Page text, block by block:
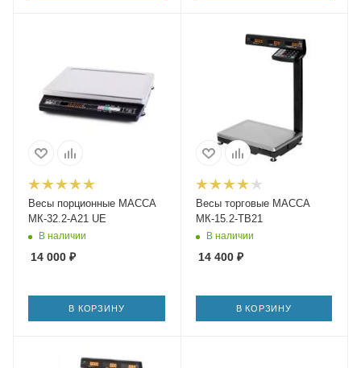
Весы порционные МАССА
МК-32.2-А21 UE
В наличии
14 000 ₽
В КОРЗИНУ
Весы торговые МАССА
МК-15.2-ТВ21
В наличии
14 400₽
В КОРЗИНУ